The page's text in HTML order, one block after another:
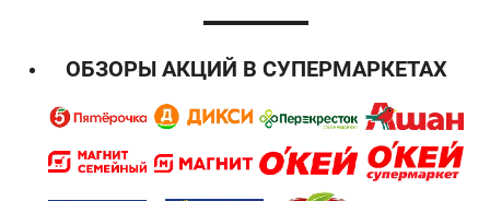
ОБЗОРЫ АКЦИЙ В СУПЕРМАРКЕТАХ